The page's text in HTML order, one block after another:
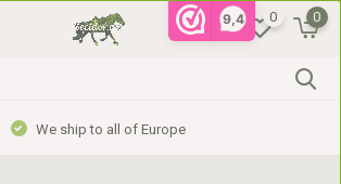
9,4 0 0
We ship to all of Europe